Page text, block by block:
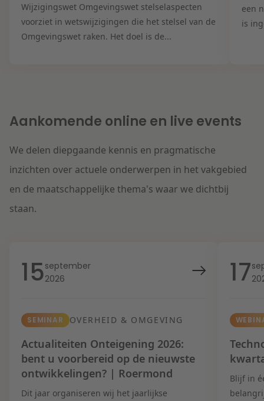
Wijzigingswet Omgevingswet stelselaspecten
voorziet in wetswijzigingen die het stelsel van de
Omgevingswet raken. Het doel is de...
een
is
Aankomende online en live events
We delen diepgaande kennis en pragmatische
inzichten over actuele onderwerpen in het vakgebied
en de maatschappelijke thema's waar we dichtbij
staan.
15september
2026
SEMINAR OVERHEID & OMGEVING
Actualiteiten Onteigening 2026:
bent u voorbereid op de nieuwste
ontwikkelingen? | Roermond
Dit jaar organiseren wij het jaarlijkse
17
Blijf in